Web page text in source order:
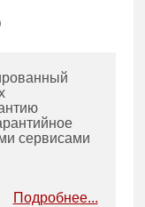
сервисами
Подробнее...